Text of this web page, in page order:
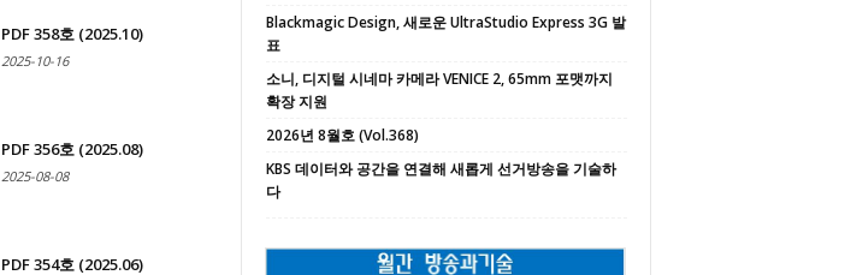
PDF 358호 (2025.10)
2025-10-16
PDF 356호 (2025.08)
2025-08-08
PDF 354호 (2025.06)
Blackmagic Design, 새로운 UltraStudio Express 3G 발
표
소니, 디지털 시네마 카메라 VENICE 2, 65mm 포맷까지
확장 지원
2026년 8월호 (Vol.368)
KBS 데이터와 공간을 연결해 새롭게 선거방송을 기술하
다